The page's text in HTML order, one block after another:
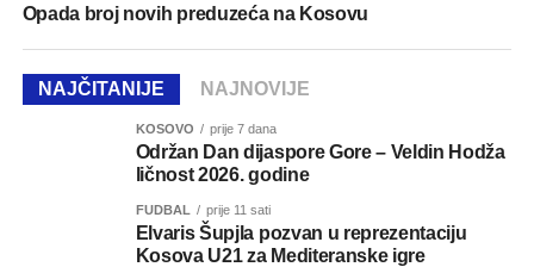
Opada broj novih preduzeća na Kosovu
NAJČITANIJE NAJNOVIJE
KOSOVO prije 7 dana
Održan Dan dijaspore Gore – Veldin Hodža
ličnost 2026. godine
FUDBAL prije 11 sati
Elvaris Šupjla pozvan u reprezentaciju
Kosova U21 za Mediteranske igre